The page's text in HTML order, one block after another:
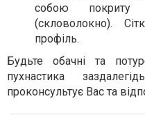
собою покриту
(скловолокно).
профіль.
Будьте обачні та
пухнастика
проконсультує Вас та